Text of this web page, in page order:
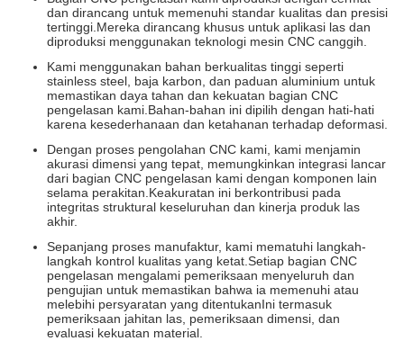
dan dirancang untuk memenuhi standar kualitas dan presisi
tertinggi.Mereka dirancang khusus untuk aplikasi las dan
diproduksi menggunakan teknologi mesin CNC canggih.
Kami menggunakan bahan berkualitas tinggi seperti
stainless steel, baja karbon, dan paduan aluminium untuk
memastikan daya tahan dan kekuatan bagian CNC
pengelasan kami.Bahan-bahan ini dipilih dengan hati-hati
karena kesederhanaan dan ketahanan terhadap deformasi.
Dengan proses pengolahan CNC kami, kami menjamin
akurasi dimensi yang tepat, memungkinkan integrasi lancar
dari bagian CNC pengelasan kami dengan komponen lain
selama perakitan.Keakuratan ini berkontribusi pada
integritas struktural keseluruhan dan kinerja produk las
akhir.
Sepanjang proses manufaktur, kami mematuhi langkah-
langkah kontrol kualitas yang ketat.Setiap bagian CNC
pengelasan mengalami pemeriksaan menyeluruh dan
pengujian untuk memastikan bahwa ia memenuhi atau
melebihi persyaratan yang ditentukanIni termasuk
pemeriksaan jahitan las, pemeriksaan dimensi, dan
evaluasi kekuatan material.